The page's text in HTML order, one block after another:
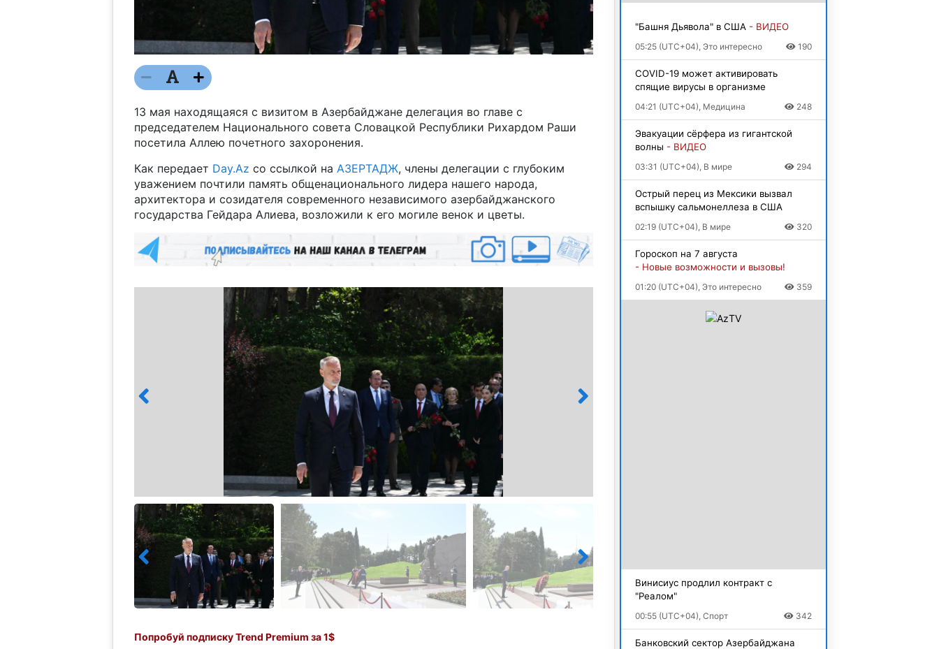
13 мая находящаяся с визитом в Азербайджане делегация во главе с
председателем Национального совета Словацкой Республики Рихардом Раши
посетила Аллею почетного захоронения.
Как передает Day.Az со ссылкой на АЗЕРТАДЖ, члены делегации с глубоким
уважением почтили память общенационального лидера нашего народа,
архитектора и созидателя современного независимого азербайджанского
государства Гейдара Алиева, возложили к его могиле венок и цветы.
Попробуй подписку Trend Premium за 1$
"Башня Дьявола" в США - ВИДЕО
05:25 (UTC+04), Это интересно 190
COVID-19 может активировать
спящие вирусы в организме
04:21 (UTC+04), Медицина 248
Эвакуации сёрфера из гигантской
волны - ВИДЕО
03:31 (UTC+04), В мире 294
Острый перец из Мексики вызвал
вспышку сальмонеллеза в США
02:19 (UTC+04), В мире 320
Гороскоп на 7 августа
- Новые возможности и вызовы!
01:20 (UTC+04), Это интересно 359
Винисиус продлил контракт с
"Реалом"
00:55 (UTC+04), Спорт 342
Банковский сектор Азербайджана